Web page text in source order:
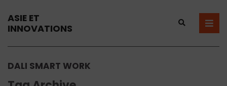
ASIE ET
INNOVATIONS
DALI SMART WORK